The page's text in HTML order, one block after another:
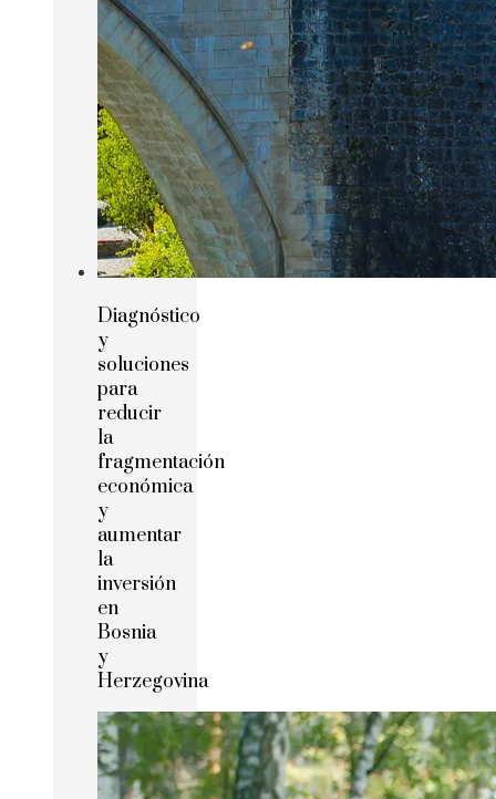
Diagnóstico
y
soluciones
para
reducir
la
fragmentación
económica
y
aumentar
la
inversión
en
Bosnia
y
Herzegovina